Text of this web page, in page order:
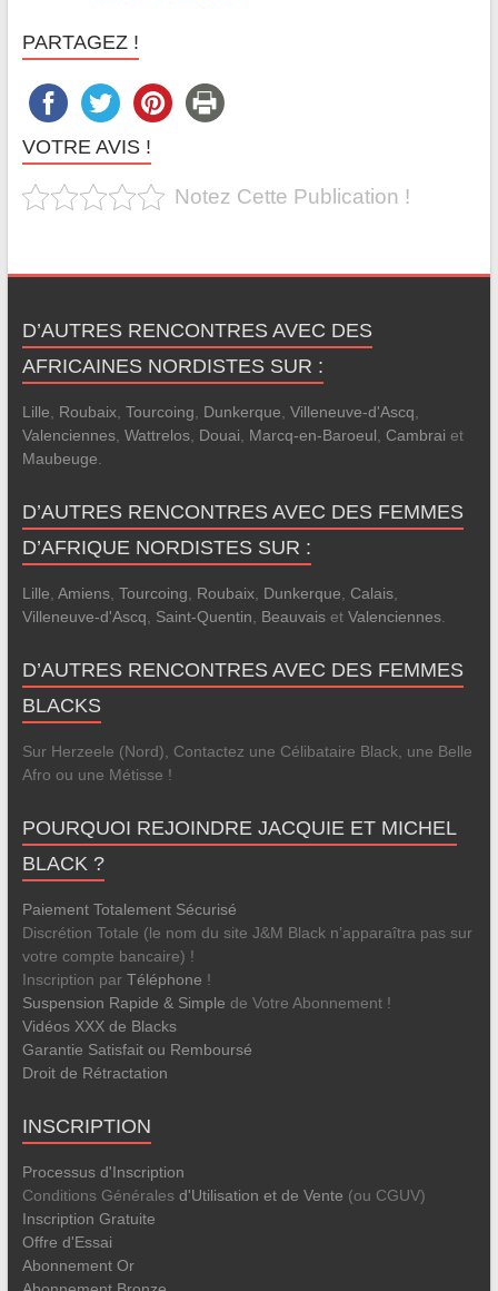
PARTAGEZ !
VOTRE AVIS !
Notez Cette Publication !
D’AUTRES RENCONTRES AVEC DES
AFRICAINES NORDISTES SUR :
Lille, Roubaix, Tourcoing, Dunkerque, Villeneuve-d'Ascq,
Valenciennes, Wattrelos, Douai, Marcq-en-Baroeul, Cambrai et
Maubeuge.
D’AUTRES RENCONTRES AVEC DES FEMMES
D’AFRIQUE NORDISTES SUR :
Lille, Amiens, Tourcoing, Roubaix, Dunkerque, Calais,
Villeneuve-d'Ascq, Saint-Quentin, Beauvaiset Valenciennes.
D’AUTRES RENCONTRES AVEC DES FEMMES
BLACKS
Sur Herzeele (Nord), Contactez une Célibataire Black, une Belle
Afro ou une Métisse !
POURQUOI REJOINDRE JACQUIE ET MICHEL
BLACK ?
Paiement Totalement Sécurisé
Discrétion Totale (le nom du site J&M Black n’apparaîtra pas sur
votre compte bancaire) !
Inscription par Téléphone !
Suspension Rapide & Simple de Votre Abonnement !
Vidéos XXX de Blacks
Garantie Satisfait ou Remboursé
Droit de Rétractation
INSCRIPTION
Processus d'Inscription
Conditions Générales d'Utilisation et de Vente (ou CGUV)
Inscription Gratuite
Offre d'Essai
Abonnement Or